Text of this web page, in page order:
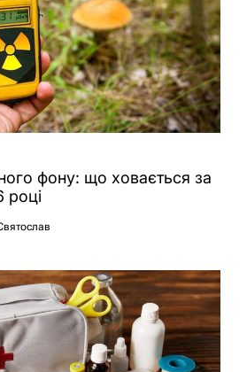
фону: що ховається за
році